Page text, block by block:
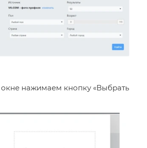
нажимаем кнопку «Выбрать